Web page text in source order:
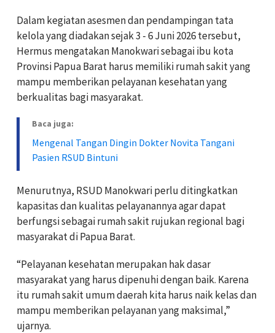
Dalam kegiatan asesmen dan pendampingan tata
kelola yang diadakan sejak 3 - 6 Juni 2026 tersebut,
Hermus mengatakan Manokwari sebagai ibu kota
Provinsi Papua Barat harus memiliki rumah sakit yang
mampu memberikan pelayanan kesehatan yang
berkualitas bagi masyarakat.
Baca juga:
Mengenal Tangan Dingin Dokter Novita Tangani
Pasien RSUD Bintuni
Menurutnya, RSUD Manokwari perlu ditingkatkan
kapasitas dan kualitas pelayanannya agar dapat
berfungsi sebagai rumah sakit rujukan regional bagi
masyarakat di Papua Barat.
“Pelayanan kesehatan merupakan hak dasar
masyarakat yang harus dipenuhi dengan baik. Karena
itu rumah sakit umum daerah kita harus naik kelas dan
mampu memberikan pelayanan yang maksimal,”
ujarnya.